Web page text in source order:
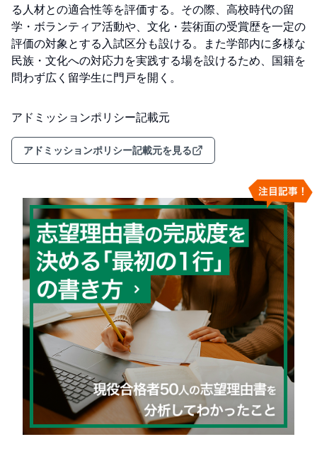
る人材との適合性等を評価する。その際、高校時代の留
学・ボランティア活動や、文化・芸術面の受賞歴を一定の
評価の対象とする入試区分も設ける。また学部内に多様な
民族・文化への対応力を実践する場を設けるため、国籍を
問わず広く留学生に門戸を開く。
アドミッションポリシー記載元
アドミッションポリシー記載元を見る